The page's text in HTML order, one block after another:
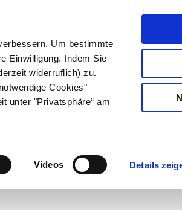
Um bestimmte
Einwilligung. Indem Sie
widerruflich) zu.
Cookies"
unter "Privatsphäre“ am
Videos Details
Gesund leben Über uns